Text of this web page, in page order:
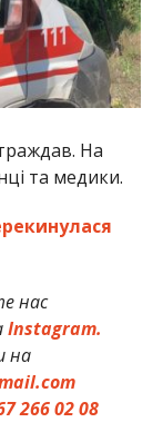
На
та медики.
нас
Instagram.
на
266 02 08